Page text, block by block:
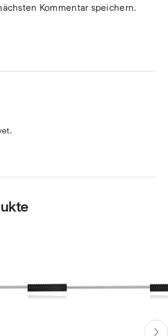
Kommentar speichern.